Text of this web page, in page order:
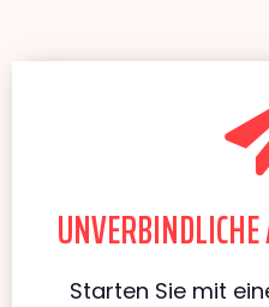
Starten Sie mit